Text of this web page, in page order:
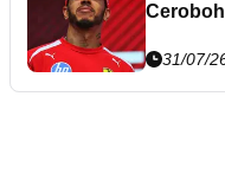
31/07/